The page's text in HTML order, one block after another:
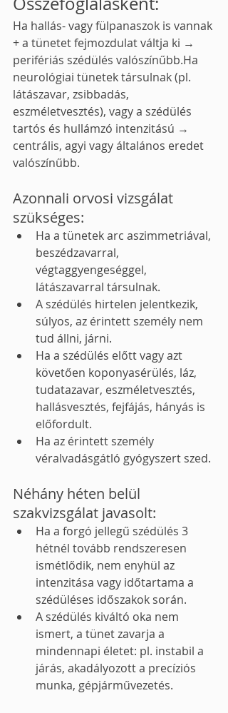
Ha hallás- vagy fül­panaszok is vannak
+ a tünetet fejmozdulat váltja ki →
perifériás szédülés valószínűbb.Ha
neurológiai tünetek társulnak (pl.
látászavar, zsibbadás,
eszméletvesztés), vagy a szédülés
tartós és hullámzó intenzitású →
centrális, agyi vagy általános eredet
valószínűbb.
Azonnali orvosi vizsgálat
szükséges:
Ha a tünetek arc aszimmetriával,
beszédzavarral,
végtaggyengeséggel,
látászavarral társulnak.
A szédülés hirtelen jelentkezik,
súlyos, az érintett személy nem
tud állni, járni.
Ha a szédülés előtt vagy azt
követően koponyasérülés, láz,
tudatazavar, eszméletvesztés,
hallásvesztés, fejfájás, hányás is
előfordult.
Ha az érintett személy
véralvadásgátló gyógyszert szed.
Néhány héten belül
szakvizsgálat javasolt:
Ha a forgó jellegű szédülés 3
hétnél tovább rendszeresen
ismétlődik, nem enyhül az
intenzitása vagy időtartama a
szédüléses időszakok során.
A szédülés kiváltó oka nem
ismert, a tünet zavarja a
mindennapi életet: pl. instabil a
járás, akadályozott a precíziós
munka, gépjárművezetés.